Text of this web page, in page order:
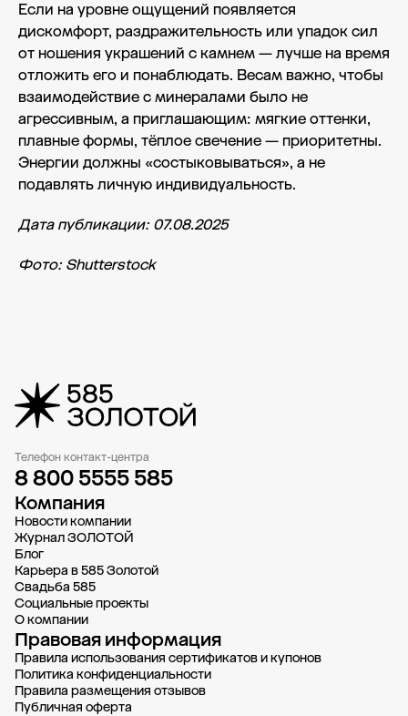
Если на уровне ощущений появляется
дискомфорт, раздражительность или упадок сил
от ношения украшений с камнем — лучше на время
отложить его и понаблюдать. Весам важно, чтобы
взаимодействие с минералами было не
агрессивным, а приглашающим: мягкие оттенки,
плавные формы, тёплое свечение — приоритетны.
Энергии должны «состыковываться», а не
подавлять личную индивидуальность.
Дата публикации: 07.08.2025
Фото: Shutterstock
Телефон контакт-центра
8 800 5555 585
Компания
Новости компании
Журнал ЗОЛОТОЙ
Блог
Карьера в 585 Золотой
Свадьба 585
Социальные проекты
О компании
Правовая информация
Правила использования сертификатов и купонов
Политика конфиденциальности
Правила размещения отзывов
Публичная оферта